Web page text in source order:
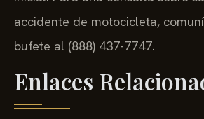
accidente de motocicleta,
bufete al (888) 437-7747.
Enlaces